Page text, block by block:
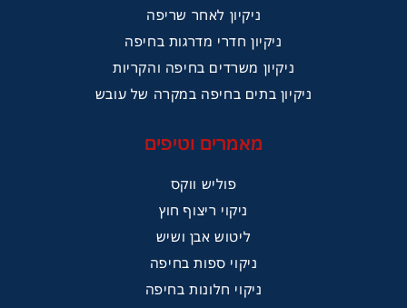
ניקיון לאחר שריפה
ניקיון חדרי מדרגות בחיפה
ניקיון משרדים בחיפה והקריות
ניקיון בתים בחיפה במקרה של עובש
מאמרים וטיפים
פוליש ווקס
ניקוי ריצוף חוץ
ליטוש אבן ושיש
ניקוי ספות בחיפה
ניקוי חלונות בחיפה